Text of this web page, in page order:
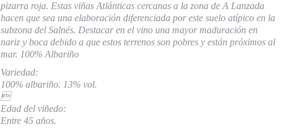
pizarra roja. Estas viñas Atlánticas cercanas a la zona de A Lanzada
hacen que sea una elaboración diferenciada por este suelo atípico en la
subzona del Salnés. Destacar en el vino una mayor maduración en
nariz y boca debido a que estos terrenos son pobres y están próximos al
mar. 100% Albariño
Variedad:
100% albariño. 13% vol.

Edad del viñedo:
Entre 45 años.